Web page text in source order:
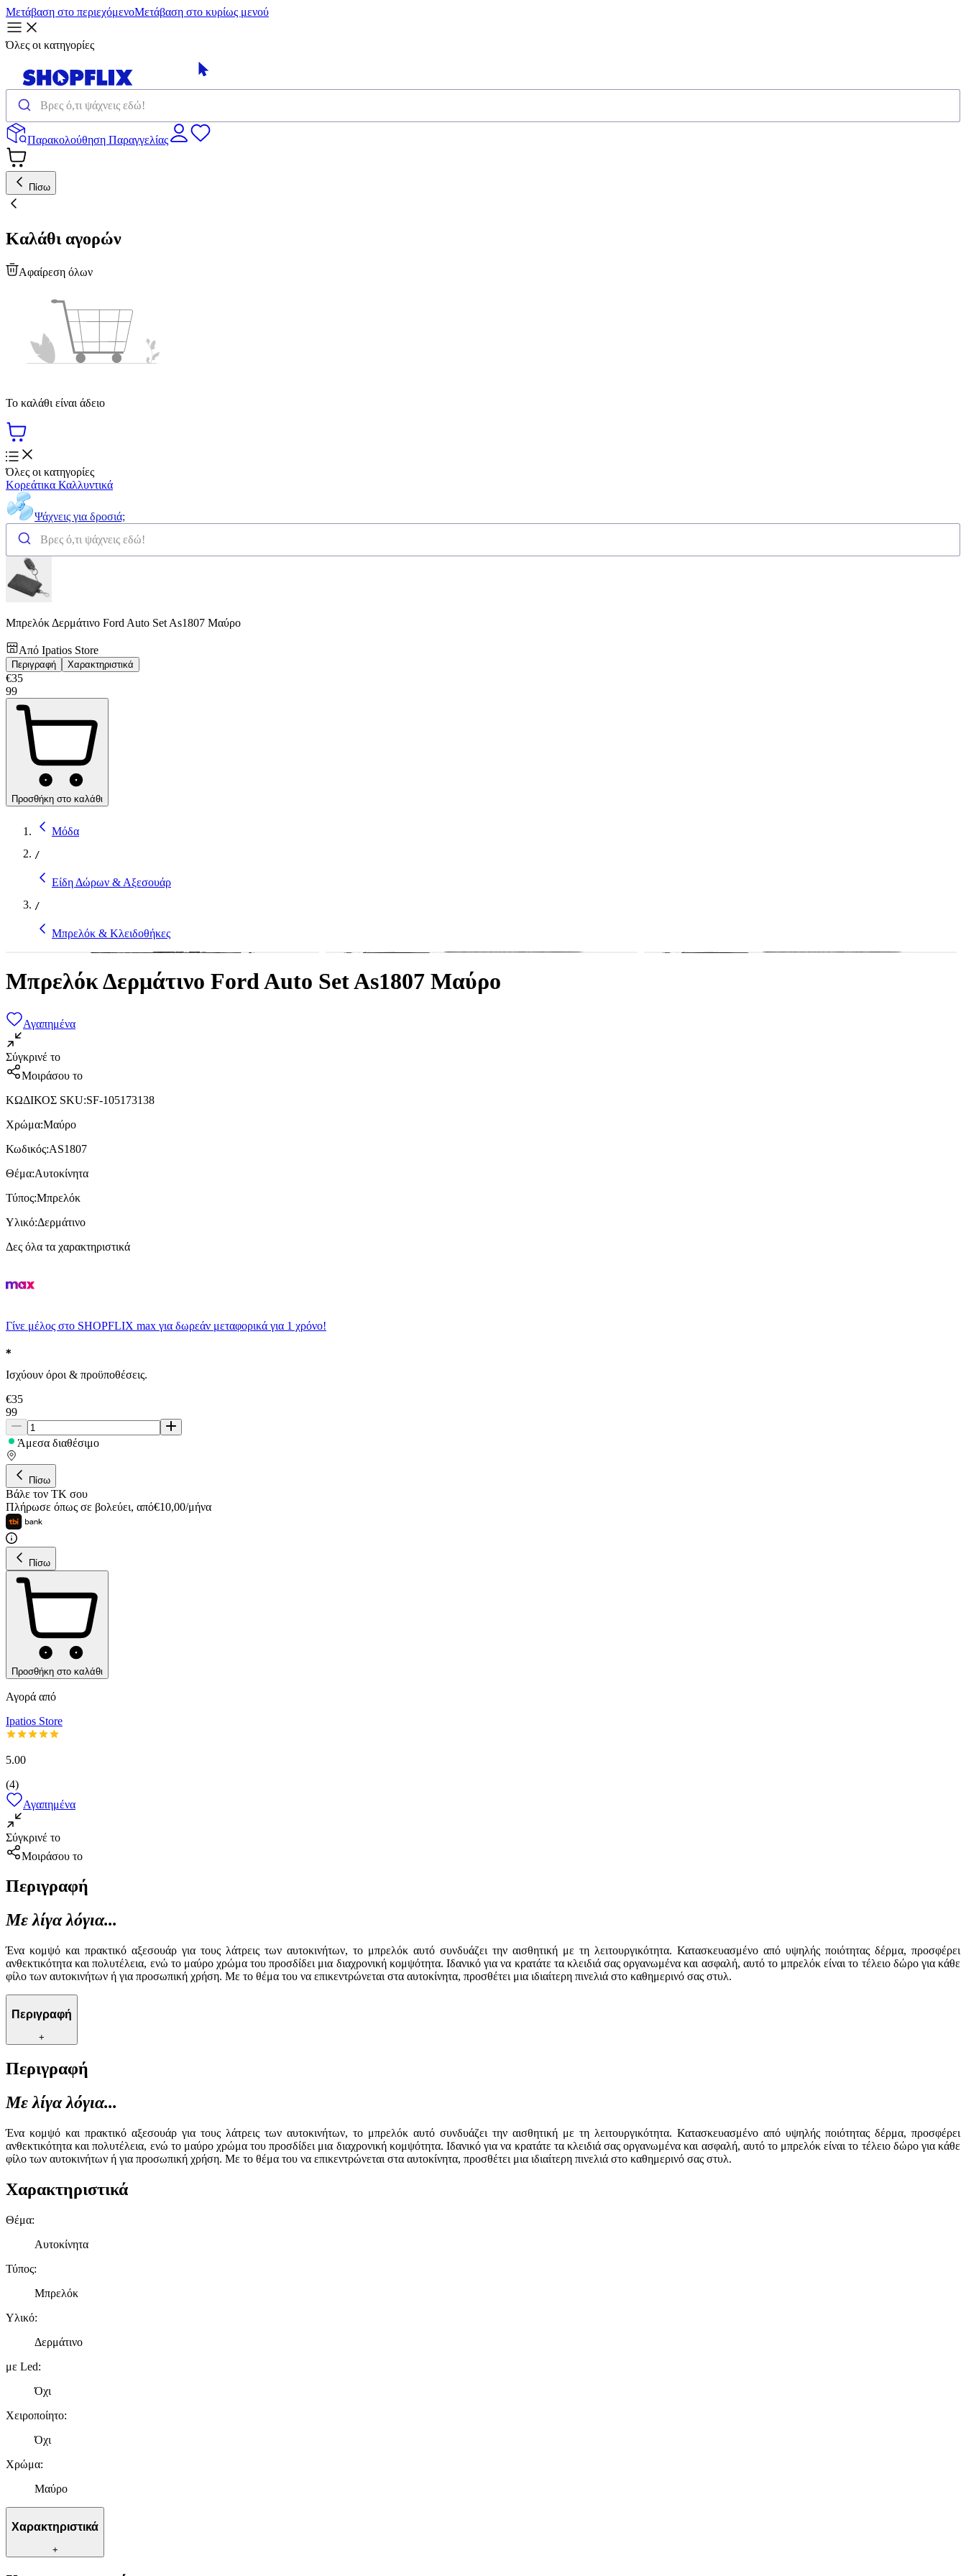
Μετάβαση στο περιεχόμενοΜετάβαση στο κυρίως μενού
Όλες οι κατηγορίες
Παρακολούθηση Παραγγελίας
Πίσω
Καλάθι αγορών
Αφαίρεση όλων
Το καλάθι είναι άδειο
Όλες οι κατηγορίες
Κορεάτικα Καλλυντικά
Ψάχνεις για δροσιά;
Μπρελόκ Δερμάτινο Ford Auto Set As1807 Μαύρο
Από Ipatios Store
Περιγραφή Χαρακτηριστικά
€35
99
Προσθήκη στο καλάθι
Μόδα
/
Είδη Δώρων & Αξεσουάρ
/
Μπρελόκ & Κλειδοθήκες
Μπρελόκ Δερμάτινο Ford Auto Set As1807 Μαύρο
Αγαπημένα
Σύγκρινέ το
Μοιράσου το
ΚΩΔΙΚΟΣ SKU:SF-105173138
Χρώμα:Μαύρο
Κωδικός:AS1807
Θέμα:Αυτοκίνητα
Τύπος:Μπρελόκ
Υλικό:Δερμάτινο
Δες όλα τα χαρακτηριστικά
Γίνε μέλος στο SHOPFLIX max για δωρεάν μεταφορικά για 1 χρόνο!
Ισχύουν όροι & προϋποθέσεις.
€35
99
Άμεσα διαθέσιμο
Πίσω
Βάλε τον ΤΚ σου
Πλήρωσε όπως σε βολεύει, από€10,00/μήνα
Πίσω
Προσθήκη στο καλάθι
Αγορά από
Ipatios Store
5.00
(4)
Αγαπημένα
Σύγκρινέ το
Μοιράσου το
Περιγραφή
Με λίγα λόγια...
Ένα κομψό και πρακτικό αξεσουάρ για τους λάτρεις των αυτοκινήτων, το μπρελόκ αυτό συνδυάζει την αισθητική με τη λειτουργικότητα. Κατασκευασμένο από υψηλής ποιότητας δέρμα, προσφέρει
ανθεκτικότητα και πολυτέλεια, ενώ το μαύρο χρώμα του προσδίδει μια διαχρονική κομψότητα. Ιδανικό για να κρατάτε τα κλειδιά σας οργανωμένα και ασφαλή, αυτό το μπρελόκ είναι το τέλειο δώρο για κάθε
φίλο των αυτοκινήτων ή για προσωπική χρήση. Με το θέμα του να επικεντρώνεται στα αυτοκίνητα, προσθέτει μια ιδιαίτερη πινελιά στο καθημερινό σας στυλ.
Περιγραφή
+
Περιγραφή
Με λίγα λόγια...
Ένα κομψό και πρακτικό αξεσουάρ για τους λάτρεις των αυτοκινήτων, το μπρελόκ αυτό συνδυάζει την αισθητική με τη λειτουργικότητα. Κατασκευασμένο από υψηλής ποιότητας δέρμα, προσφέρει
ανθεκτικότητα και πολυτέλεια, ενώ το μαύρο χρώμα του προσδίδει μια διαχρονική κομψότητα. Ιδανικό για να κρατάτε τα κλειδιά σας οργανωμένα και ασφαλή, αυτό το μπρελόκ είναι το τέλειο δώρο για κάθε
φίλο των αυτοκινήτων ή για προσωπική χρήση. Με το θέμα του να επικεντρώνεται στα αυτοκίνητα, προσθέτει μια ιδιαίτερη πινελιά στο καθημερινό σας στυλ.
Χαρακτηριστικά
Θέμα:
Αυτοκίνητα
Τύπος:
Μπρελόκ
Υλικό:
Δερμάτινο
με Led:
Όχι
Χειροποίητο:
Όχι
Χρώμα:
Μαύρο
Χαρακτηριστικά
+